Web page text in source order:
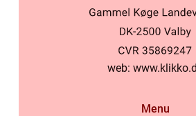
web:
Menu